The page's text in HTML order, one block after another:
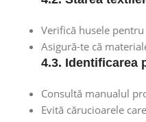
Verifică husele
Asigură-te că
4.3. Identificarea
Consultă manualul
Evită cărucioarele